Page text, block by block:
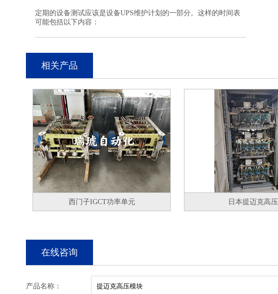
定期的设备测试应该是设备UPS维护计划的一部分。这样的时间表
可能包括以下内容：
相关产品
西门子IGCT功率单元 日本提迈克高压
在线咨询
产品名称：